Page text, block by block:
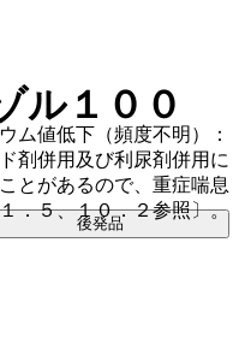
ム値低下（頻度不明）：
剤併用及び利尿剤併用に
とがあるので、重症喘息
．５、１０．２参照〕。
ル１００
後発品